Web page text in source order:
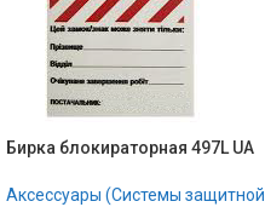
Бирка блокираторная 497L UA
Аксессуары (Системы защитной